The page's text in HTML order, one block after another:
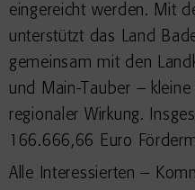
eingereicht werden. Mit
unterstützt das Land
gemeinsam mit den
und Main-Tauber –
regionaler Wirkung.
166.666,66 Euro
Alle Interessierten –